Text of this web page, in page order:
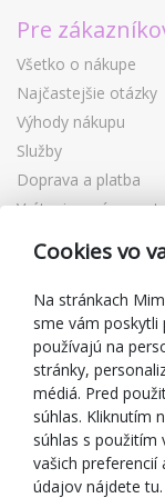
Pre
Všetko o nákupe
Najčastejšie otázky
Výhody nákupu
Služby
Doprava a platba
Vrátenie a výmena
Reklamácia
Darčekové poukážky
Zľavové kupóny
Blog
O predajcovi
Mimulo.sk
Obchodné
Ochrana osobných
Kontakty
Cookies vo
Na stránkach
sme vám poskytli
používajú na
stránky,
médiá. Pred
súhlas. Kliknutím
súhlas s použitím
vašich preferencií
údajov nájdete tu.